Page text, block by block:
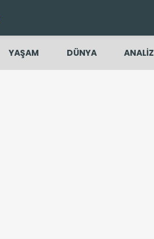
YAŞAM DÜNYA ANALİZ